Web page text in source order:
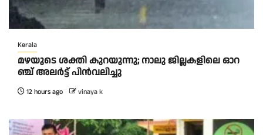
Kerala
മ​ഴ​യു​ടെ ശ​ക്തി കു​റ​യു​ന്നു; നാ​ലു ജി​ല്ല​ക​ളി​ലെ ഓ​റ​
ഞ്ച് അ​ല​ർ​ട്ട് പി​ൻ​വ​ലി​ച്ചു
12 hours ago vinaya k